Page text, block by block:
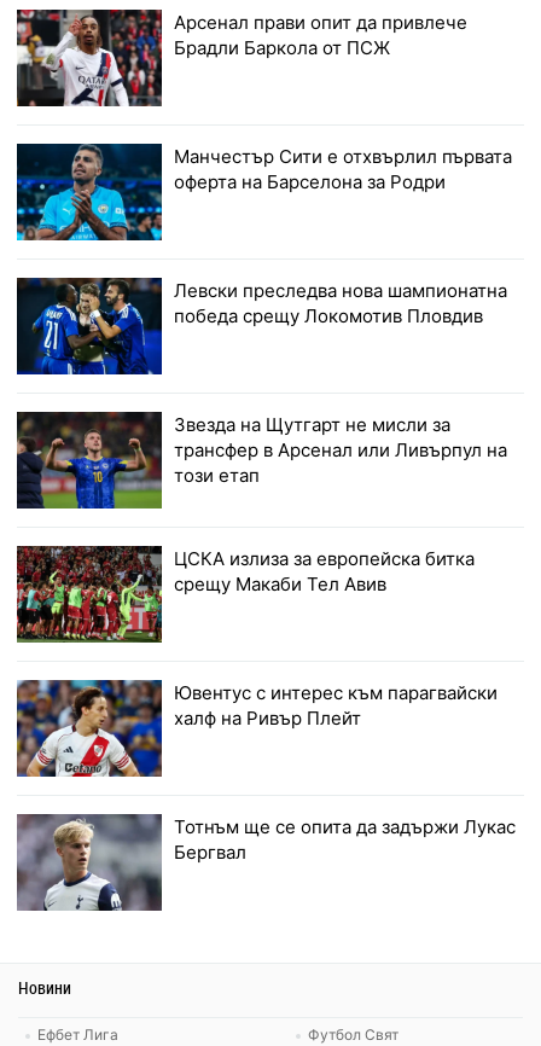
Арсенал прави опит да привлече
Брадли Баркола от ПСЖ
Манчестър Сити е отхвърлил първата
оферта на Барселона за Родри
Левски преследва нова шампионатна
победа срещу Локомотив Пловдив
Звезда на Щутгарт не мисли за
трансфер в Арсенал или Ливърпул на
този етап
ЦСКА излиза за европейска битка
срещу Макаби Тел Авив
Ювентус с интерес към парагвайски
халф на Ривър Плейт
Тотнъм ще се опита да задържи Лукас
Бергвал
Новини
Ефбет Лига
Футбол Свят